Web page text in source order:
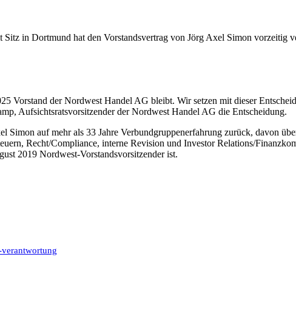
in Dortmund hat den Vorstandsvertrag von Jörg Axel Simon
Vorstand der Nordwest Handel AG bleibt. Wir setzen mit dieser
Aufsichtsratsvorsitzender der Nordwest Handel AG die Entscheidung.
Simon auf mehr als 33 Jahre Verbundgruppenerfahrung zurück, davon
Recht/Compliance, interne Revision und Investor Relations/
2019 Nordwest-Vorstandsvorsitzender ist.